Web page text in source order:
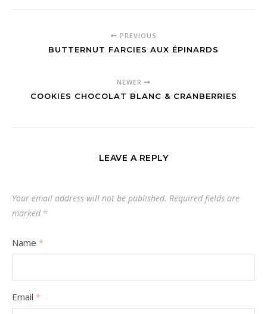
PREVIOUS
BUTTERNUT FARCIES AUX ÉPINARDS
NEWER
COOKIES CHOCOLAT BLANC & CRANBERRIES
LEAVE A REPLY
Your email address will not be published. Required fields are
marked *
Name *
Email *